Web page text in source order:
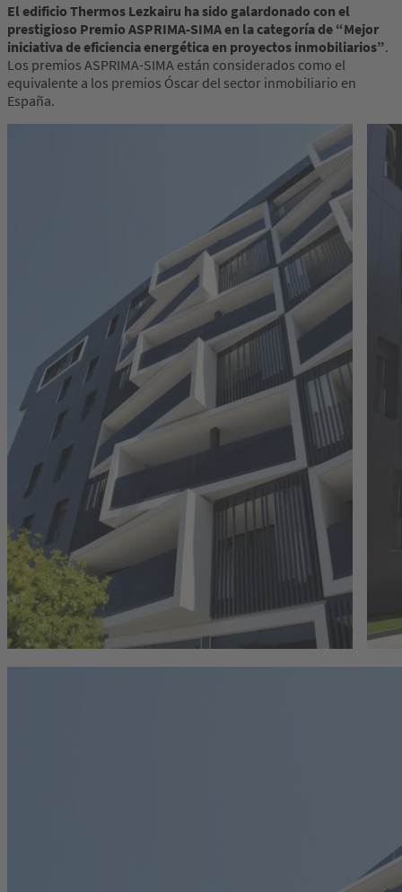
El edificio Thermos Lezkairu ha sido galardonado con el
prestigioso Premio ASPRIMA-SIMA en la categoría de “Mejor
iniciativa de eficiencia energética en proyectos inmobiliarios”.
Los premios ASPRIMA-SIMA están considerados como el
equivalente a los premios Óscar del sector inmobiliario en
España.